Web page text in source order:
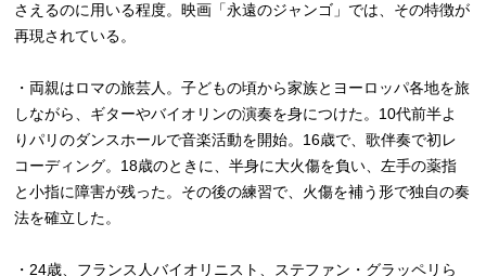
さえるのに用いる程度。映画「永遠のジャンゴ」では、その特徴が
再現されている。
・両親はロマの旅芸人。子どもの頃から家族とヨーロッパ各地を旅
しながら、ギターやバイオリンの演奏を身につけた。10代前半よ
りパリのダンスホールで音楽活動を開始。16歳で、歌伴奏で初レ
コーディング。18歳のときに、半身に大火傷を負い、左手の薬指
と小指に障害が残った。その後の練習で、火傷を補う形で独自の奏
法を確立した。
・24歳、フランス人バイオリニスト、ステファン・グラッペリら